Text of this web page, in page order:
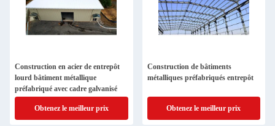
Construction en acier de entrepôt
lourd bâtiment métallique
préfabriqué avec cadre galvanisé
Obtenez le meilleur prix
Construction de bâtiments
métalliques préfabriqués entrepôt
Obtenez le meilleur prix